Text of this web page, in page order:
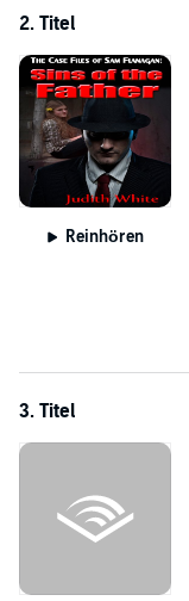
2. Titel
Reinhören
3. Titel